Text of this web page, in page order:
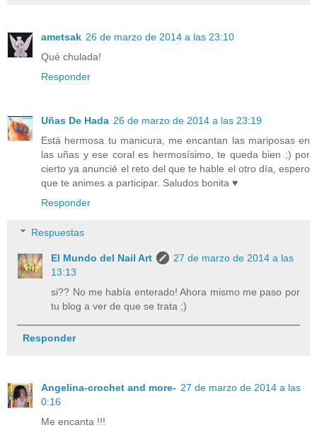
ametsak 26 de marzo de 2014 a las 23:10
Qué chulada!
Responder
Uñas De Hada 26 de marzo de 2014 a las 23:19
Está hermosa tu manicura, me encantan las mariposas en
las uñas y ese coral es hermosísimo, te queda bien ;) por
cierto ya anuncié el reto del que te hable el otro día, espero
que te animes a participar. Saludos bonita ♥
Responder
Respuestas
El Mundo del Nail Art
27 de marzo de 2014 a las
13:13
si?? No me había enterado! Ahora mismo me paso por
tu blog a ver de que se trata ;)
Responder
Angelina-crochet and more- 27 de marzo de 2014 a las
0:16
Me encanta !!!